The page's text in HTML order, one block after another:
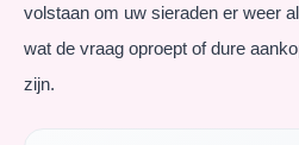
volstaan om uw sieraden er weer
wat de vraag oproept of dure
zijn.